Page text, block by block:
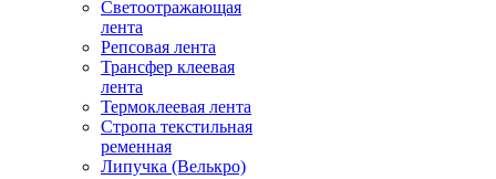
Светоотражающая
лента
Репсовая лента
Трансфер клеевая
лента
Термоклеевая лента
Стропа текстильная
ременная
Липучка (Велькро)